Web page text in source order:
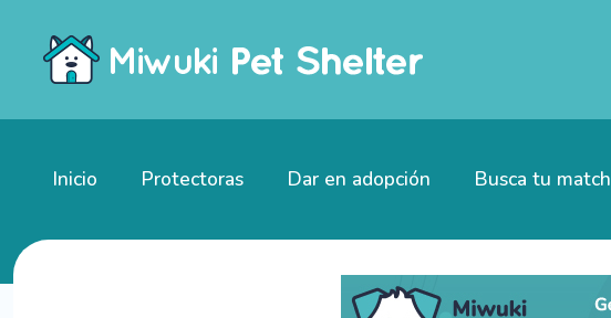
Inicio Protectoras Dar en adopción Busca tu match